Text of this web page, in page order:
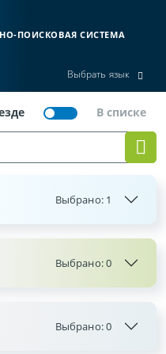
ПОИСКОВАЯ СИСТЕМА
Выбрать язык
Выбрано: 1
Выбрано:0
Выбрано:0